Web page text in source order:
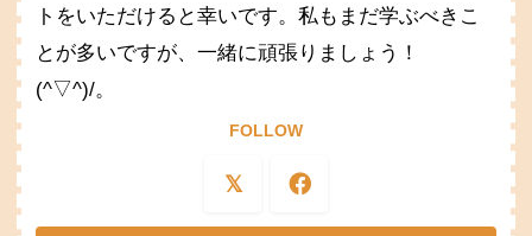
トをいただけると幸いです。私もまだ学ぶべきこ
とが多いですが、一緒に頑張りましょう！
(^▽^)/。
FOLLOW